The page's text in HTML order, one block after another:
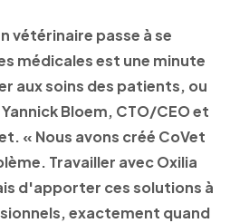
vétérinaire passe à se
médicales est une minute
aux soins des patients, ou
Bloem, CTO/CEO et
« Nous avons créé CoVet
Travailler avec Oxilia
d'apporter ces solutions à
exactement quand